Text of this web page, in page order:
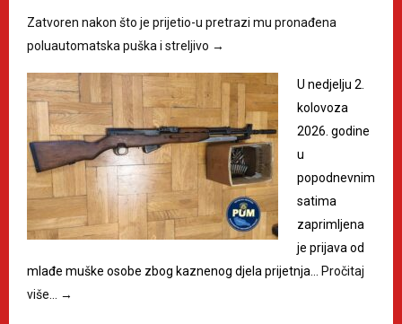
Zatvoren nakon što je prijetio-u pretrazi mu pronađena
poluautomatska puška i streljivo →
U nedjelju 2.
kolovoza
2026. godine
u
popodnevnim
satima
zaprimljena
je prijava od
mlađe muške osobe zbog kaznenog djela prijetnja… Pročitaj
više…
→